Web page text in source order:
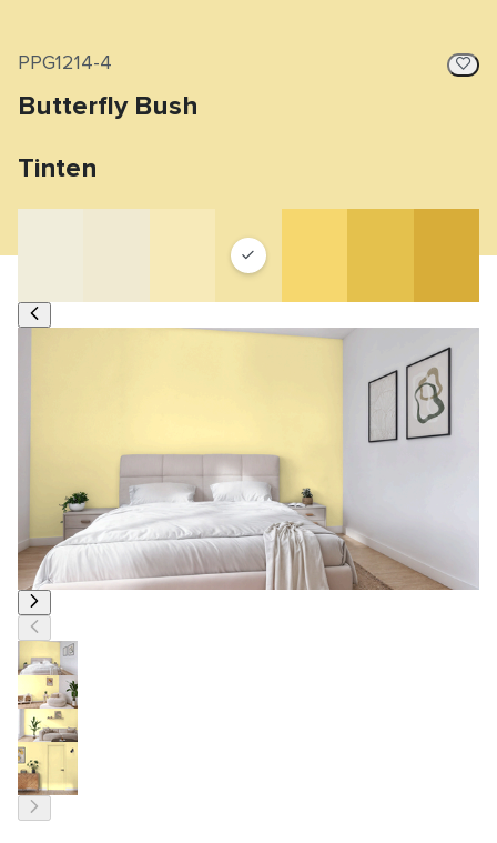
PPG1214-4
Butterfly Bush
Tinten